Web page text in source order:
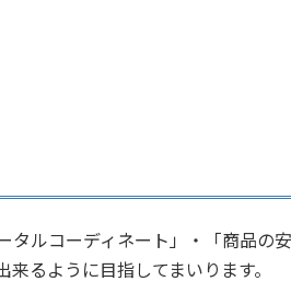
ルコーディネート」・「商品の
るように目指してまいります。